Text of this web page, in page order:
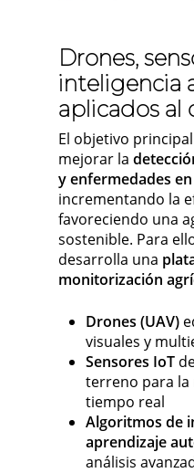
Drones,
inteligencia
aplicados al
El objetivo principal
mejorar la
y enfermedades
incrementando la
favoreciendo una
sostenible. Para
desarrolla una
monitorización
Drones (UAV)
visuales y
Sensores IoT
terreno para la
tiempo real
Algoritmos de
aprendizaje
análisis